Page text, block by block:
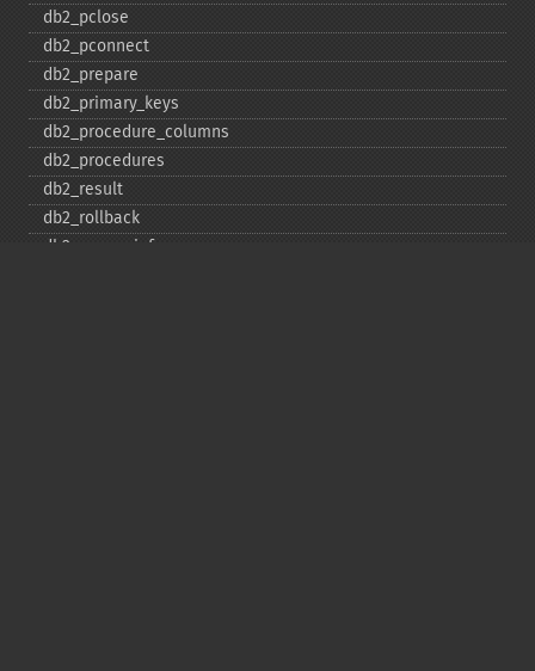
db2_​pclose
db2_​pconnect
db2_​prepare
db2_​primary_​keys
db2_​procedure_​columns
db2_​procedures
db2_​result
db2_​rollback
db2_​server_​info